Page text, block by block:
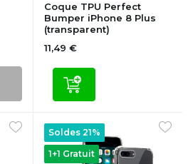
Coque TPU Perfect
Bumper iPhone 8 Plus
(transparent)
11,49 €
1+1 Gratuit
Soldes 21%